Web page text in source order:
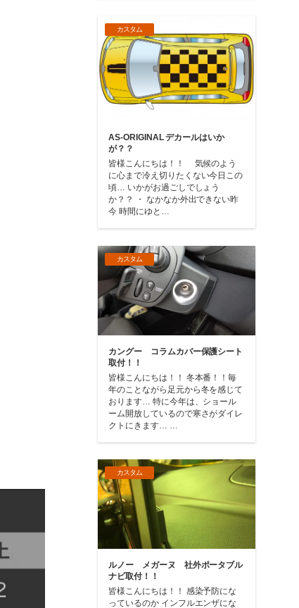
カスタム
AS-ORIGINAL デカールはいか
が？？
皆様こんにちは！！ 気候のよう
に心まで冷え切りたくない今日この
頃… いかがお過ごしでしょう
か？？ ・ なかなか外出できない昨
今 時間にゆと…
カスタム
カングー コラムカバー保護シート
取付！！
皆様こんにちは！！ 冬本番！！毎
年のことながら足元から冬を感じて
おります… 特に今年は、ショール
ーム開放しているので寒さがダイレ
クトにきます… …
カスタム
ルノー メガーヌ 社外ポータブル
ナビ取付！！
皆様こんにちは！！ 感染予防にな
っているのか インフルエンザにな